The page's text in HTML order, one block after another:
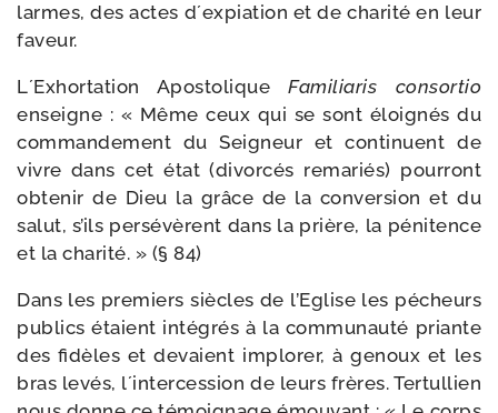
larmes, des actes d´expiation et de cha­ri­té en leur
faveur.
L´Exhortation ApostoliqueFamiliaris consor­tio
enseigne : « Même ceux qui se sont éloi­gnés du
com­man­de­ment du Seigneur et conti­nuent de
vivre dans cet état (divor­cés rema­riés) pour­ront
obte­nir de Dieu la grâce de la conver­sion et du
salut, s’ils per­sé­vèrent dans la prière, la péni­tence
et la cha­ri­té. » (§ 84)
Dans les pre­miers siècles de l’Eglise les pécheurs
publics étaient inté­grés à la com­mu­nau­té priante
des fidèles et devaient implo­rer, à genoux et les
bras levés, l´intercession de leurs frères. Tertullien